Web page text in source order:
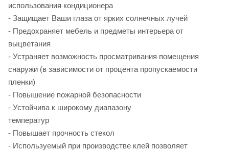
использования кондиционера
- Защищает Ваши глаза от ярких солнечных лучей
- Предохраняет мебель и предметы интерьера от
выцветания
- Устраняет возможность просматривания помещения
снаружи (в зависимости от процента пропускаемости
- Повышение пожарной безопасности
- Устойчива к широкому диапазону
температур
- Повышает прочность стекол
- Используемый при производстве клей позволяет